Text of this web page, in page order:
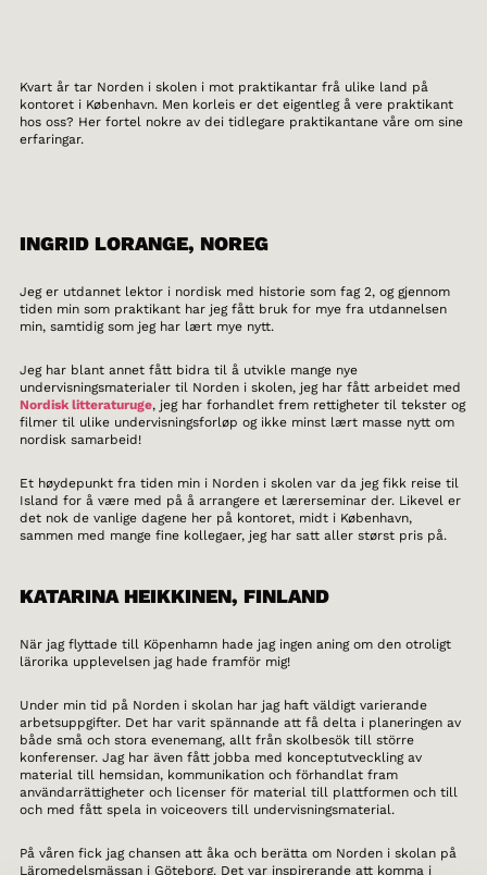
Kvart år tar Norden i skolen i mot praktikantar frå ulike land på
kontoret i København. Men korleis er det eigentleg å vere praktikant
hos oss? Her fortel nokre av dei tidlegare praktikantane våre om sine
erfaringar.
INGRID LORANGE, NOREG
Jeg er utdannet lektor i nordisk med historie som fag 2, og gjennom
tiden min som praktikant har jeg fått bruk for mye fra utdannelsen
min, samtidig som jeg har lært mye nytt.
Jeg har blant annet fått bidra til å utvikle mange nye
undervisningsmaterialer til Norden i skolen, jeg har fått arbeidet med
Nordisk litteraturuge, jeg har forhandlet frem rettigheter til tekster og
filmer til ulike undervisningsforløp og ikke minst lært masse nytt om
nordisk samarbeid!
Et høydepunkt fra tiden min i Norden i skolen var da jeg fikk reise til
Island for å være med på å arrangere et lærerseminar der. Likevel er
det nok de vanlige dagene her på kontoret, midt i København,
sammen med mange fine kollegaer, jeg har satt aller størst pris på.
KATARINA HEIKKINEN, FINLAND
När jag flyttade till Köpenhamn hade jag ingen aning om den otroligt
lärorika upplevelsen jag hade framför mig!
Under min tid på Norden i skolan har jag haft väldigt varierande
arbetsuppgifter. Det har varit spännande att få delta i planeringen av
både små och stora evenemang, allt från skolbesök till större
konferenser. Jag har även fått jobba med konceptutveckling av
material till hemsidan, kommunikation och förhandlat fram
användarrättigheter och licenser för material till plattformen och till
och med fått spela in voiceovers till undervisningsmaterial.
På våren fick jag chansen att åka och berätta om Norden i skolan på
Läromedelsmässan i Göteborg. Det var inspirerande att komma i